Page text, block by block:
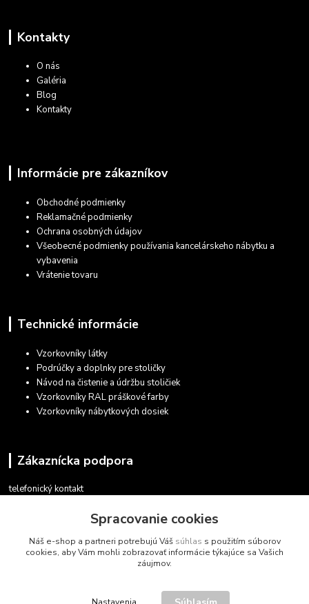
Kontakty
O nás
Galéria
Blog
Kontakty
Informácie pre zákazníkov
Obchodné podmienky
Reklamačné podmienky
Ochrana osobných údajov
Všeobecné podmienky používania kancelárskeho nábytku a
vybavenia
Vrátenie tovaru
Technické informácie
Vzorkovníky látky
Podrúčky a doplnky pre stoličky
Návod na čistenie a údržbu stoličiek
Vzorkovníky RAL práškové farby
Vzorkovníky nábytkových dosiek
Zákaznícka podpora
telefonický kontakt
v pracovných dňoch 08.30 - 16.00
obchod@marketsk.sk
Spracovanie cookies
Náš e-shop a partneri potrebujú Váš súhlas s použitím súborov
cookies, aby Vám mohli zobrazovať informácie týkajúce sa Vašich
záujmov.